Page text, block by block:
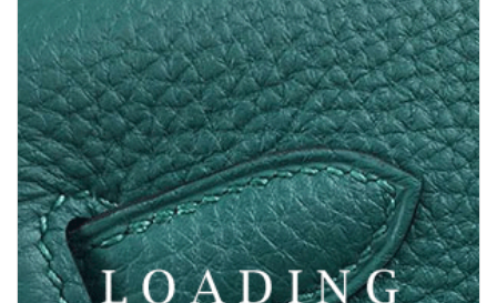
6050516/laukut alkaen MUOTI YLELLISYYTTÄ
Tarjouspyyntö